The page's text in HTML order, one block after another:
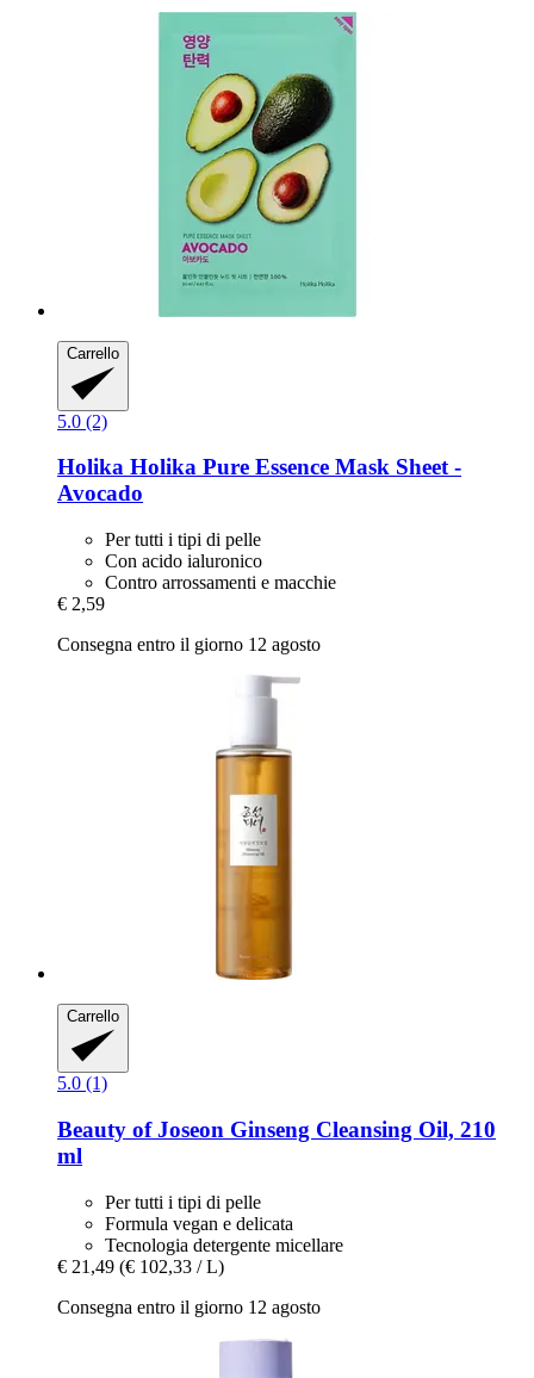
Carrello
5.0 (2)
Holika Holika Pure Essence Mask Sheet -​
Avocado
Per tutti i tipi di pelle
Con acido ialuronico
Contro arrossamenti e macchie
€ 2,59
Consegna entro il giorno 12 agosto
Carrello
5.0 (1)
Beauty of Joseon Ginseng Cleansing Oil, 210
ml
Per tutti i tipi di pelle
Formula vegan e delicata
Tecnologia detergente micellare
€ 21,49 (€ 102,33 / L)
Consegna entro il giorno 12 agosto